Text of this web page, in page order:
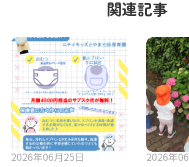
関連記事
2026年06月25日
2026年